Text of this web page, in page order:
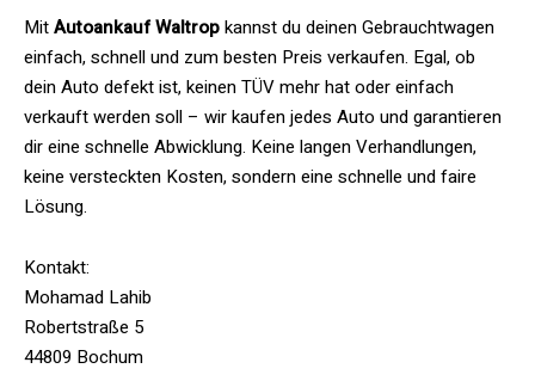
MitAutoankauf Waltropkannst du deinen Gebrauchtwagen
einfach, schnell und zum besten Preis verkaufen. Egal, ob
dein Auto defekt ist, keinen TÜV mehr hat oder einfach
verkauft werden soll – wir kaufen jedes Auto und garantieren
dir eine schnelle Abwicklung. Keine langen Verhandlungen,
keine versteckten Kosten, sondern eine schnelle und faire
Lösung.
Kontakt:
Mohamad Lahib
Robertstraße 5
44809 Bochum